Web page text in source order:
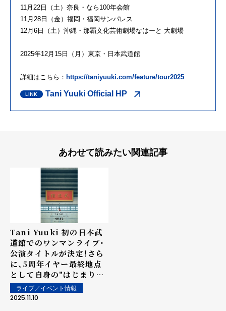
11月22日（土）奈良・なら100年会館
11月28日（金）福岡・福岡サンパレス
12月6日（土）沖縄・那覇文化芸術劇場なはーと 大劇場
2025年12月15日（月）東京・日本武道館
詳細はこちら： https://taniyuuki.com/feature/tour2025
Tani Yuuki Official HP
あわせて読みたい関連記事
Tani Yuuki 初の日本武
道館でのワンマンライブ・
公演タイトルが決定！さら
に、5周年イヤー最終地点
として自身の"はじまりの
地"でのワンマンライブも
決定！Tani Yuukiの"はじ
ライブ／イベント情報
2025.11.10